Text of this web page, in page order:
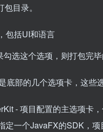
目录。
包括UI和语言
选这个选项，则打包完
底部的几个选项卡，这些
- 项目配置的主选项卡
定一个JavaFX的SDK，